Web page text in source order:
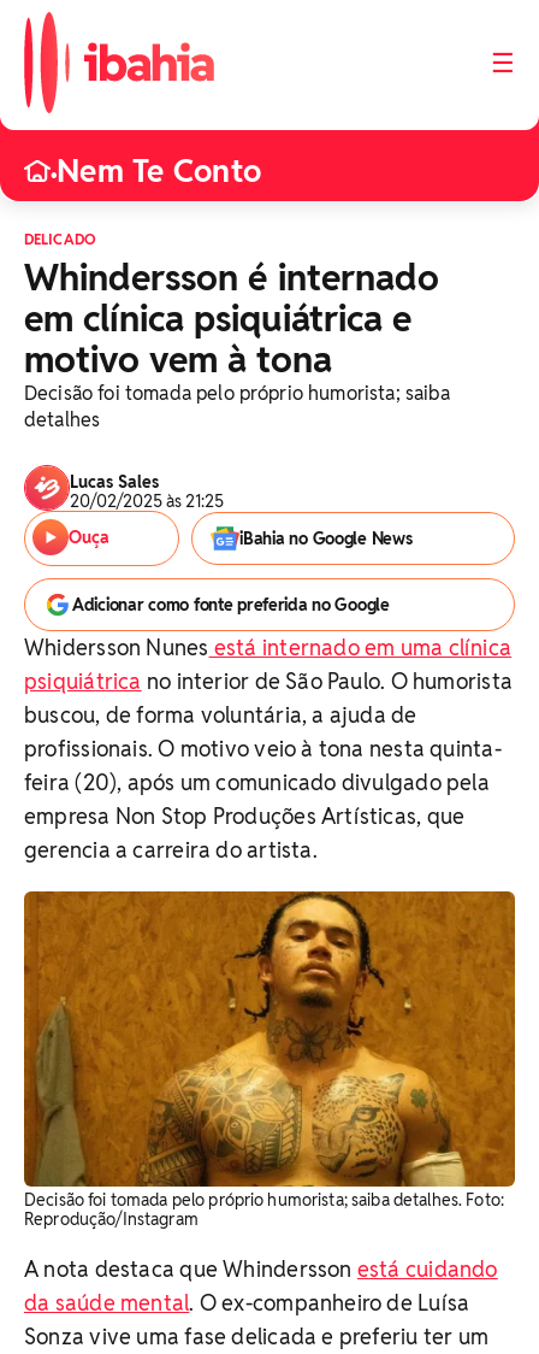
☰
•Nem Te Conto
DELICADO
Whindersson é internado
em clínica psiquiátrica e
motivo vem à tona
Decisão foi tomada pelo próprio humorista; saiba
detalhes
Lucas Sales
20/02/2025 às 21:25
Ouça
iBahia no Google News
Adicionar como fonte preferida no Google
Whidersson Nunes está internado em uma clínica
psiquiátrica no interior de São Paulo. O humorista
buscou, de forma voluntária, a ajuda de
profissionais. O motivo veio à tona nesta quinta-
feira (20), após um comunicado divulgado pela
empresa Non Stop Produções Artísticas, que
gerencia a carreira do artista.
Decisão foi tomada pelo próprio humorista; saiba detalhes. Foto:
Reprodução/Instagram
A nota destaca que Whindersson está cuidando
da saúde mental. O ex-companheiro de Luísa
Sonza vive uma fase delicada e preferiu ter um